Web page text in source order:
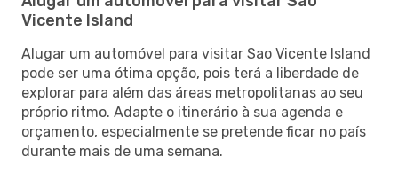
Vicente Island
Alugar um automóvel para visitar Sao Vicente Island
pode ser uma ótima opção, pois terá a liberdade de
explorar para além das áreas metropolitanas ao seu
próprio ritmo. Adapte o itinerário à sua agenda e
orçamento, especialmente se pretende ficar no país
durante mais de uma semana.